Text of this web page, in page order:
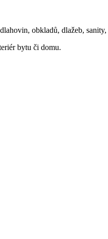
obkladů, dlažeb,
bytu či domu.